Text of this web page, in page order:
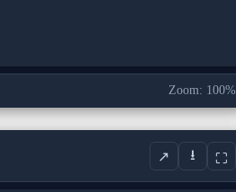
Zoom: 100%
↗ ⭳ ⛶